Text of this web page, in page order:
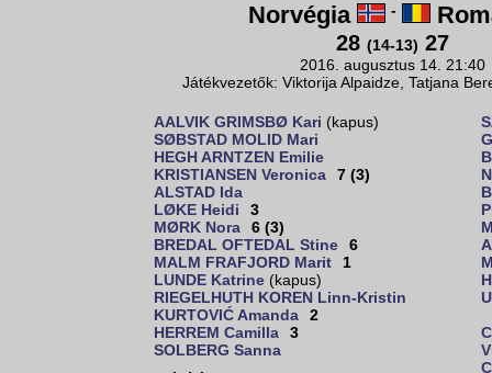
Norvégia -
28 (14-13) 27
2016. augusztus 14. 21:40
Játékvezetők: Viktorija Alpaidze, Tatjana
AALVIK GRIMSBØ Kari (kapus)
SØBSTAD MOLID Mari
HEGH ARNTZEN Emilie
KRISTIANSEN Veronica
7 (3)
ALSTAD Ida
LØKE Heidi
3
MØRK Nora
6 (3)
BREDAL OFTEDAL Stine
6
MALM FRAFJORD Marit
1
LUNDE Katrine (kapus)
RIEGELHUTH KOREN Linn-Kristin
KURTOVIĆ Amanda
2
HERREM Camilla
3
SOLBERG Sanna